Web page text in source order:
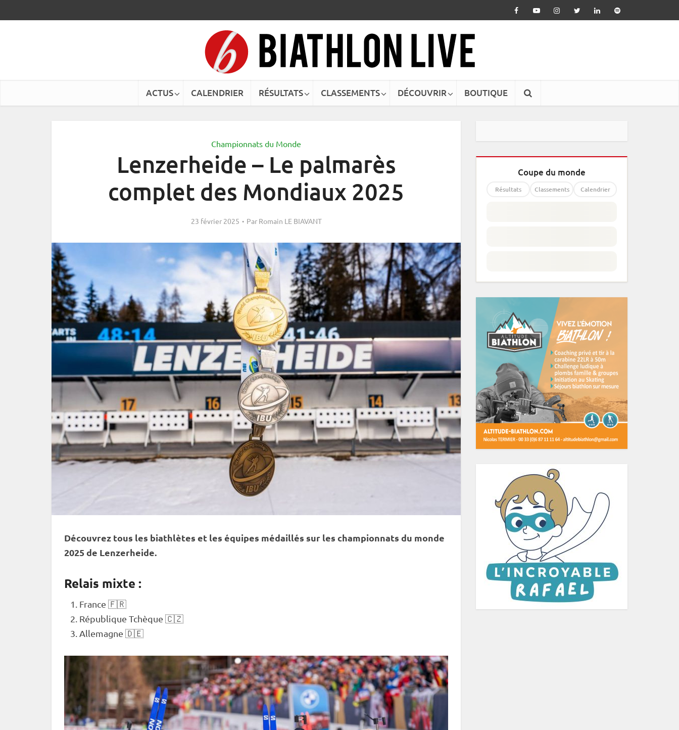
ACTUS CALENDRIER RÉSULTATS CLASSEMENTS DÉCOUVRIR BOUTIQUE
Championnats du Monde
Lenzerheide – Le palmarès
complet des Mondiaux 2025
23 février 2025 Par Romain LE BIAVANT
Découvrez tous les biathlètes et les équipes médaillés sur les championnats du monde
2025 de Lenzerheide.
Relais mixte :
France 🇫🇷
République Tchèque 🇨🇿
Allemagne 🇩🇪
Coupe du monde
Résultats Classements Calendrier